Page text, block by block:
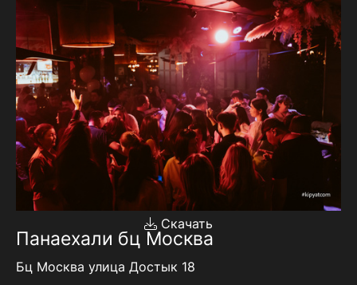
Скачать
Панаехали бц Москва
Бц Москва улица Достык 18